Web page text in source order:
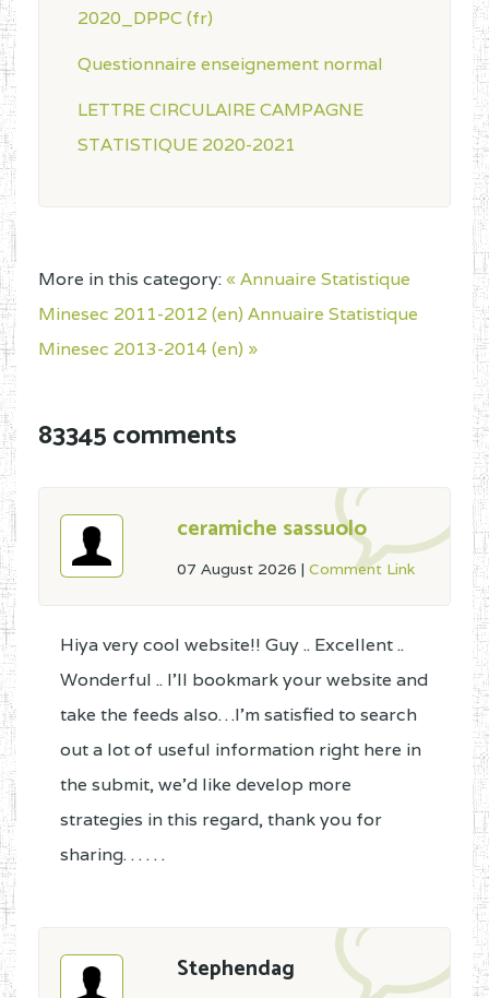
2020_DPPC (fr)
Questionnaire enseignement normal
LETTRE CIRCULAIRE CAMPAGNE
STATISTIQUE 2020-2021
More in this category:« Annuaire Statistique
Minesec 2011-2012 (en) Annuaire Statistique
Minesec 2013-2014 (en) »
83345 comments
ceramiche sassuolo
07 August 2026 | Comment Link
Hiya very cool website!! Guy .. Excellent ..
Wonderful .. I'll bookmark your website and
take the feeds also…I'm satisfied to search
out a lot of useful information right here in
the submit, we'd like develop more
strategies in this regard, thank you for
sharing. . . . . .
Stephendag